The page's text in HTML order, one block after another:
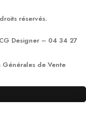
réservés.
Designer– 04 34 27
Générales de Vente